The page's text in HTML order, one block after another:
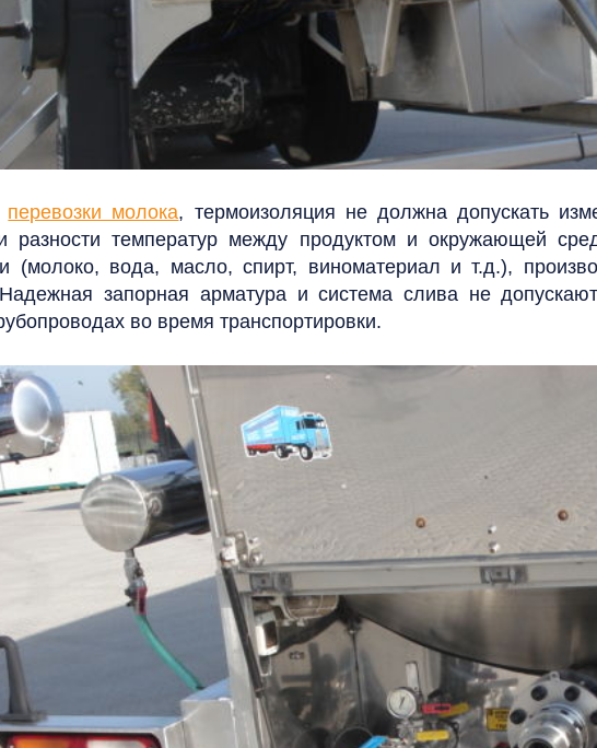
перевозки молока, термоизоляция не должна допускать
разности температур между продуктом и окружающей
(молоко, вода, масло, спирт, виноматериал и т.д.),
Надежная запорная арматура и система слива не
во время транспортировки.